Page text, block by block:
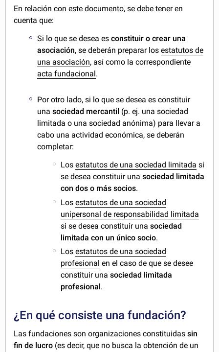
En relación con este documento, se debe tener en
cuenta que:
Si lo que se desea esconstituir o crear una
asociación, se deberán preparar losestatutos de
una asociación, así como la correspondiente
acta fundacional.
Por otro lado, si lo que se desea es constituir
unasociedad mercantil (p. ej. una sociedad
limitada o una sociedad anónima) para llevar a
cabo una actividad económica, se deberán
completar:
Losestatutos de una sociedad limitada si
se desea constituir una sociedad limitada
con dos o más socios.
Losestatutos de una sociedad
unipersonal de responsabilidad limitada
si se desea constituir unasociedad
limitada con un único socio.
Losestatutos de una sociedad
profesional en el caso de que se desee
constituir unasociedad limitada
profesional .
¿En qué consiste una fundación?
Las fundaciones son organizaciones constituidas sin
fin de lucro (es decir, que no busca la obtención de un